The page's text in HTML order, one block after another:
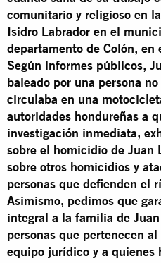
comunitario y religioso en
Isidro Labrador en el
departamento de Colón, en
Según informes públicos,
baleado por una persona
circulaba en una
autoridades hondureñas a
investigación inmediata,
sobre el homicidio de Juan
sobre otros homicidios y
personas que defienden el
Asimismo, pedimos que
integral a la familia de
personas que pertenecen al
equipo jurídico y a quienes